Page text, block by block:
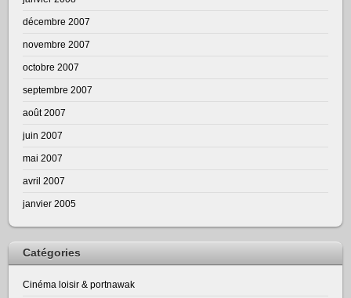
décembre 2007
novembre 2007
octobre 2007
septembre 2007
août 2007
juin 2007
mai 2007
avril 2007
janvier 2005
Catégories
Cinéma loisir & portnawak